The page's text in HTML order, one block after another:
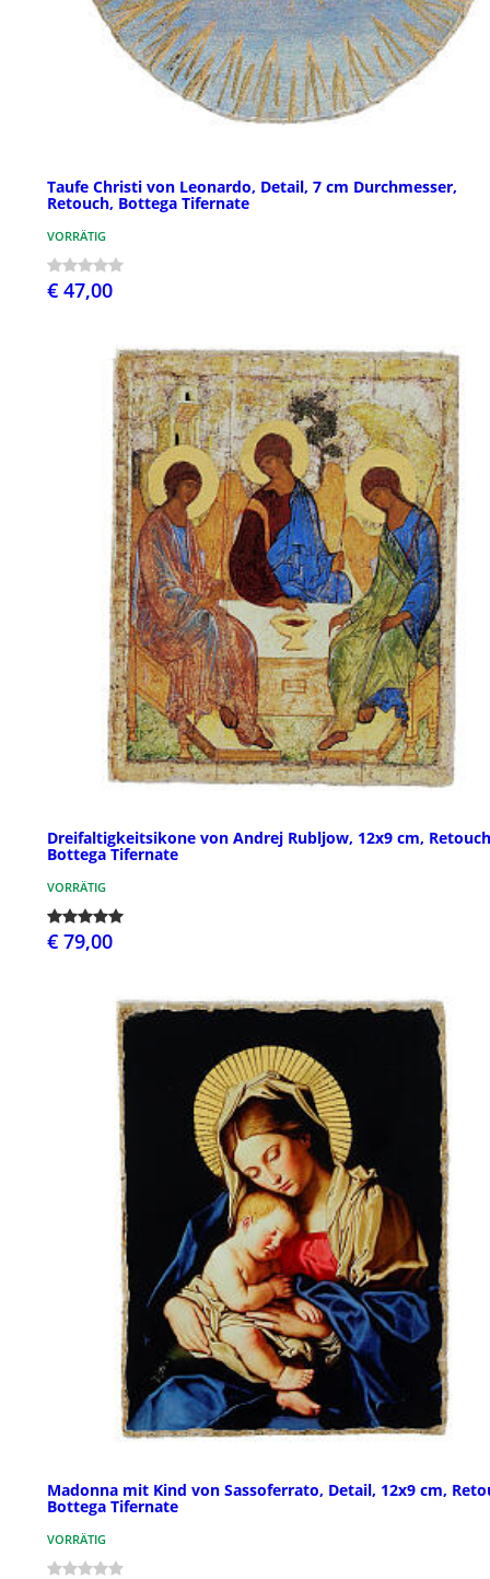
Taufe Christi von Leonardo, Detail, 7 cm Durchmesser,
Retouch, Bottega Tifernate
VORRÄTIG
€ 47,00
Dreifaltigkeitsikone von Andrej Rubljow, 12x9 cm,
Bottega Tifernate
VORRÄTIG
€ 79,00
Madonna mit Kind von Sassoferrato, Detail, 12x9 cm,
Bottega Tifernate
VORRÄTIG